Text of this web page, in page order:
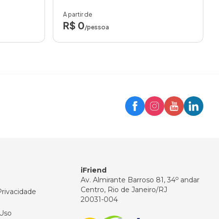
A partir de
R$ 0/pessoa
iFriend
Av. Almirante Barroso 81, 34o andar
Centro, Rio de Janeiro/RJ
20031-004